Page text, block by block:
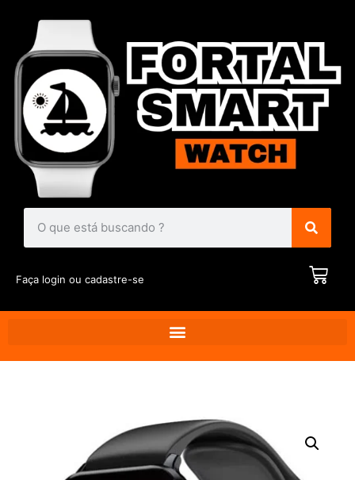
Faça login ou cadastre-se